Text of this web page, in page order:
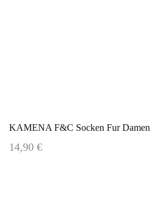
KAMENA F&C Socken Fur Damen
14,90 €